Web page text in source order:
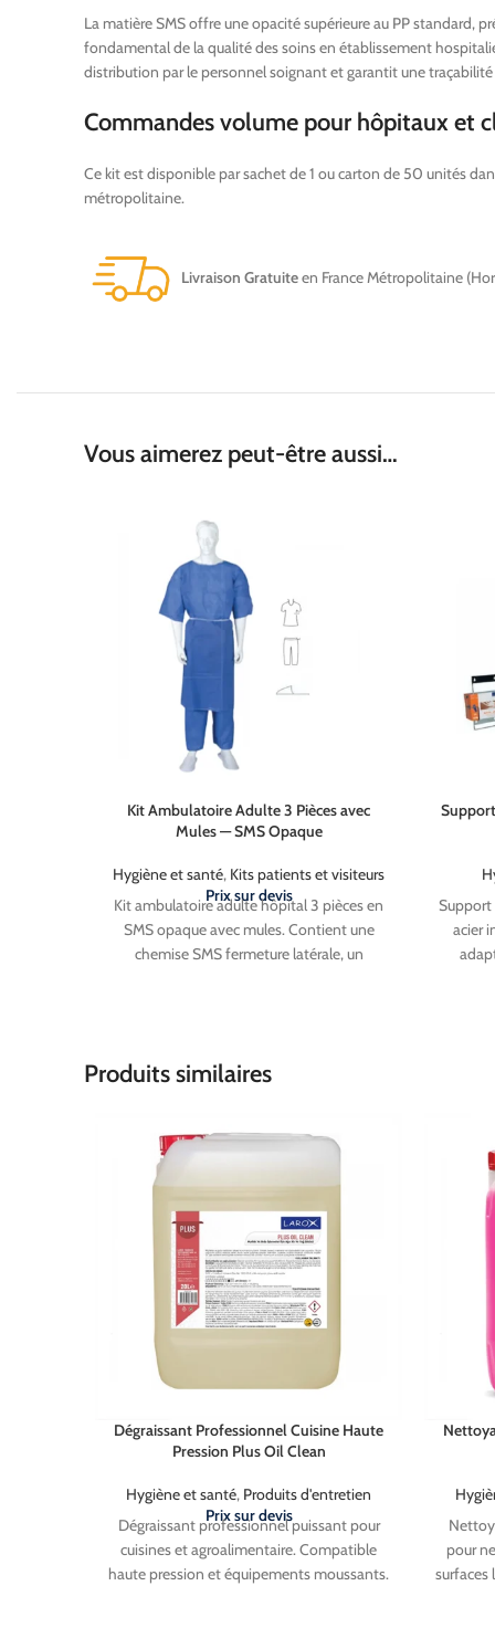
La matière SMS offre une opacité supérieure au PP
fondamental de la qualité des soins en établissement
distribution par le personnel soignant et garantit une
Commandes volume pour hôpitaux et
Ce kit est disponible par sachet de 1 ou carton de 50 unités
métropolitaine.
Livraison Gratuiteen France Métropolitaine
Vous aimerez peut-être aussi…
Kit Ambulatoire Adulte 3 Pièces avec
Mules — SMS Opaque
Hygiène et santé, Kits patients et visiteurs
Prix sur devis
Kit ambulatoire adulte hôpital 3 pièces en
SMS opaque avec mules. Contient une
chemise SMS fermeture latérale, un
carton de 50.
Gratuiteen France Métropolitaine (Hors
Support
acier
Produits similaires
Dégraissant Professionnel Cuisine Haute
Pression Plus Oil Clean
Hygiène et santé, Produits d'entretien
Prix sur devis
Dégraissant professionnel puissant pour
cuisines et agroalimentaire. Compatible
haute pression et équipements moussants.
pour
surfaces